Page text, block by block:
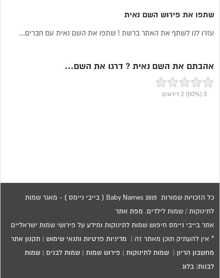
שתפו את פירוש השם נאית
עזרו לנו לשתף את האתר ברשת ! שתפו את השם נאית עם חברים...
אהבתם את השם נאית ? דרגו את השם...
3
(60%)
2 דירוגים
כל הזכויות שמורות 2015 Baby Names ( בייבי ניימס ) - מאגר שמות
לתינוקות / שמות לילדים. מפת אתר
אתר בייבי ניימס חיפוש שמות לתינוקות ומידע על פירושי שמות ישראליים
* אין להעתיק תוכן מאתר זה | מדיניות פרטיות ותנאי שימוש תקנון אתר
מחשבון הריון |שמות לתינוקות פירוש שמות |שמות לבנים |שמות
לבנות בלוג